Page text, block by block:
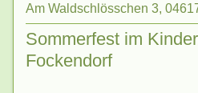
Am Waldschlösschen 3,
Sommerfest im
Fockendorf